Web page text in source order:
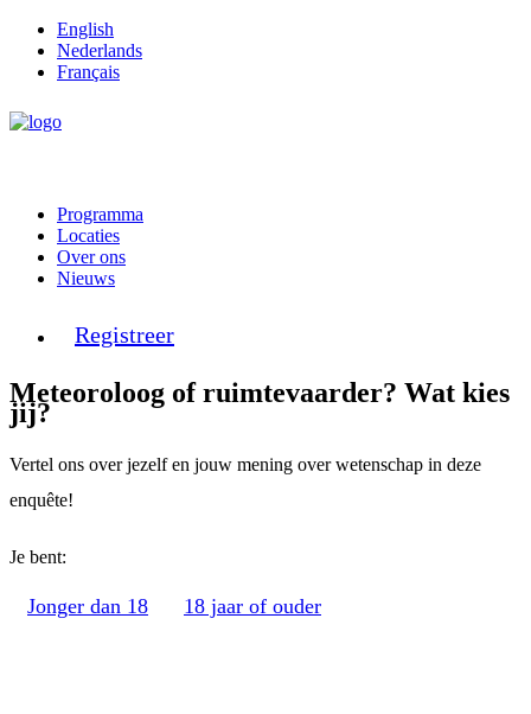
English
Nederlands
Français
Programma
Locaties
Over ons
Nieuws
Registreer
Meteoroloog of ruimtevaarder? Wat kies
jij?
Vertel ons over jezelf en jouw mening over wetenschap in deze
enquête!
Je bent:
Jonger dan 18 18 jaar of ouder